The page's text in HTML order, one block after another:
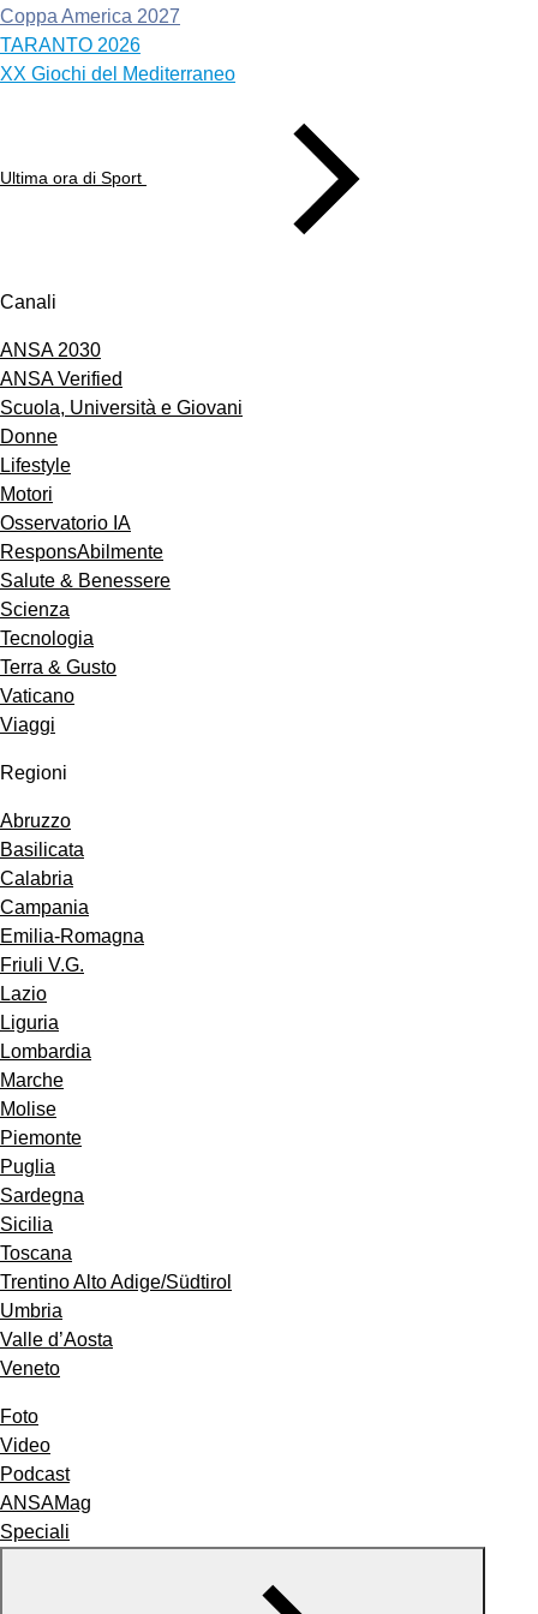
Coppa America 2027
TARANTO 2026
XX Giochi del Mediterraneo
Ultima ora di Sport
Canali
ANSA 2030
ANSA Verified
Scuola, Università e Giovani
Donne
Lifestyle
Motori
Osservatorio IA
ResponsAbilmente
Salute & Benessere
Scienza
Tecnologia
Terra & Gusto
Vaticano
Viaggi
Regioni
Abruzzo
Basilicata
Calabria
Campania
Emilia-Romagna
Friuli V.G.
Lazio
Liguria
Lombardia
Marche
Molise
Piemonte
Puglia
Sardegna
Sicilia
Toscana
Trentino Alto Adige/Südtirol
Umbria
Valle d’Aosta
Veneto
Foto
Video
Podcast
ANSAMag
Speciali